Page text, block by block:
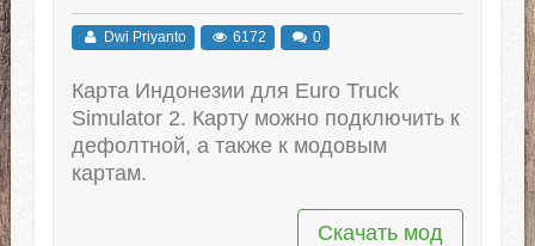
Dwi Priyanto 6172 0
Карта Индонезии для Euro Truck
Simulator 2. Карту можно подключить к
дефолтной, а также к модовым
картам.
Скачать мод